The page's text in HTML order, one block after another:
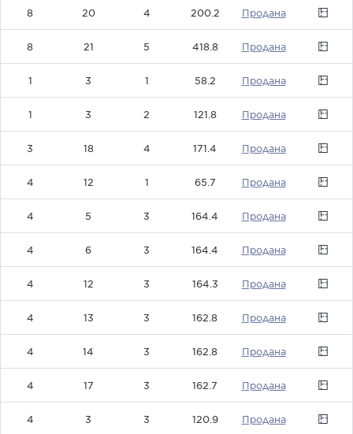
8 20 4 200.2 0
8 21 5 418.8 0
1 3 1 58.2 0
1 3 2 121.8 0
3 18 4 171.4 0
4 12 1 65.7 0
4 5 3 164.4 0
4 6 3 164.4 0
4 12 3 164.3 0
4 13 3 162.8 0
4 14 3 162.8 0
4 17 3 162.7 0
4 3 3 120.9 0